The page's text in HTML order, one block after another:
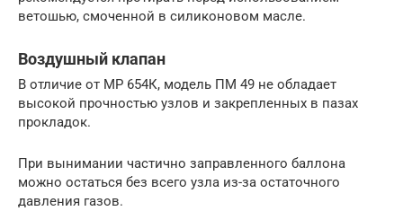
ветошью, смоченной в силиконовом масле.
Воздушный клапан
В отличие от МР 654К, модель ПМ 49 не обладает
высокой прочностью узлов и закрепленных в пазах
прокладок.
При вынимании частично заправленного баллона
можно остаться без всего узла из-за остаточного
давления газов.